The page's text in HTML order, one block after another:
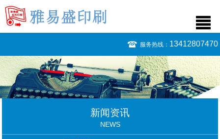
服务热线： 13412807470
新闻资讯
NEWS